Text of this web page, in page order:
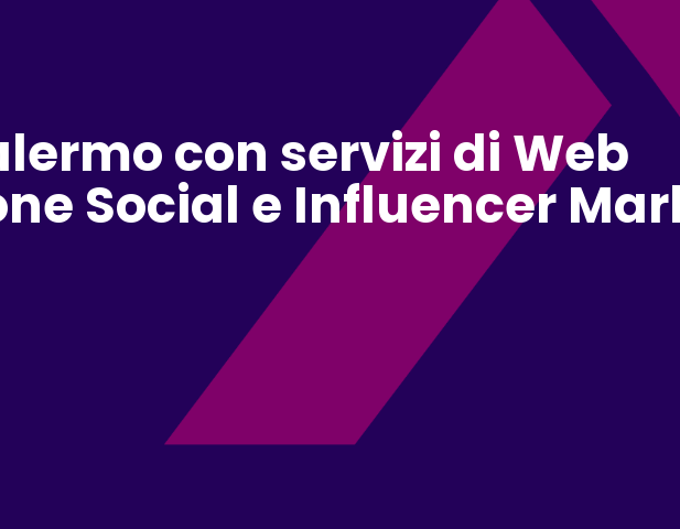
con servizi di Web
Social e Influencer